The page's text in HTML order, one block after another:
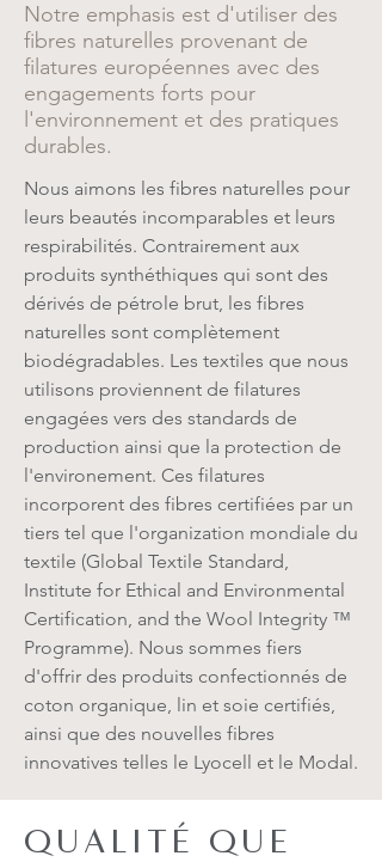
Notre emphasis est d'utiliser des
fibres naturelles provenant de
filatures européennes avec des
engagements forts pour
l'environnement et des pratiques
durables.
Nous aimons les fibres naturelles pour
leurs beautés incomparables et leurs
respirabilités. Contrairement aux
produits synthéthiques qui sont des
dérivés de pétrole brut, les fibres
naturelles sont complètement
biodégradables. Les textiles que nous
utilisons proviennent de filatures
engagées vers des standards de
production ainsi que la protection de
l'environement. Ces filatures
incorporent des fibres certifiées par un
tiers tel que l'organization mondiale du
textile (Global Textile Standard,
Institute for Ethical and Environmental
Certification, and the Wool Integrity ™
Programme). Nous sommes fiers
d'offrir des produits confectionnés de
coton organique, lin et soie certifiés,
ainsi que des nouvelles fibres
innovatives telles le Lyocell et le Modal.
QUALITÉ QUE